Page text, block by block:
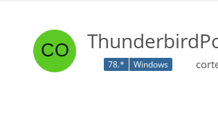
78.* Windows